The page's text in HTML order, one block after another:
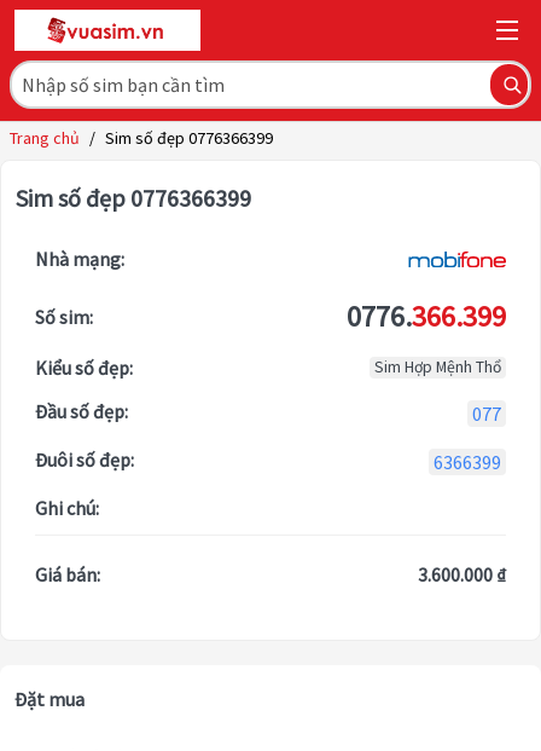
Trang chủ / Sim số đẹp 0776366399
Sim số đẹp 0776366399
Nhà mạng:
Số sim: 0776.366.399
Kiểu số đẹp: Sim Hợp Mệnh Thổ
Đầu số đẹp:
077
Đuôi số đẹp:
6366399
Ghi chú:
Giá bán: 3.600.000 ₫
Đặt mua